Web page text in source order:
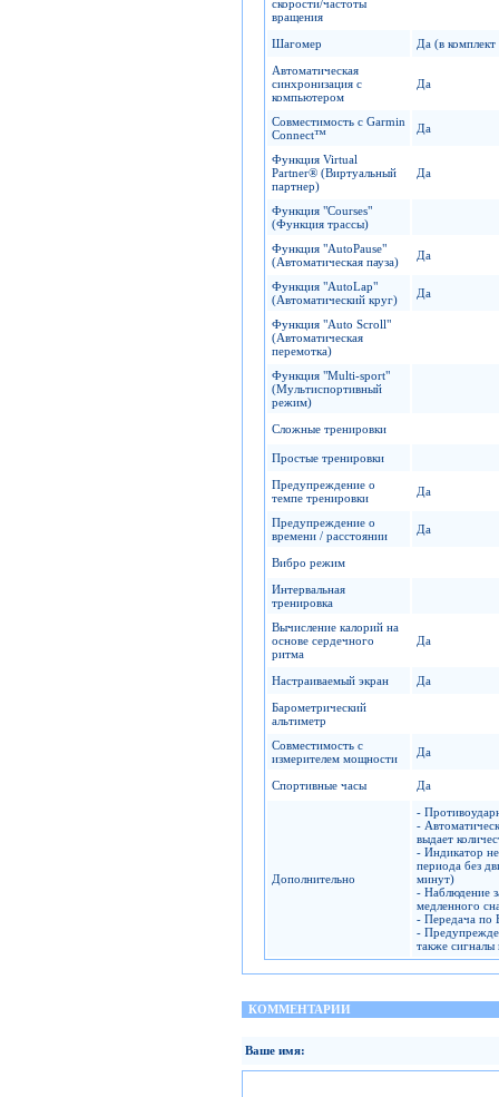
скорости/частоты
вращения
Шагомер
Да (в
Автоматическая
синхронизация с
компьютером
Да
Совместимость с Garmin
Connect™
Да
Функция Virtual
Partner® (Виртуальный
партнер)
Да
Функция "Сourses"
(Функция трассы)
Функция "AutoPause"
(Автоматическая пауза)
Да
Функция "AutoLap"
(Автоматический круг)
Да
Функция "Auto Scroll"
(Автоматическая
перемотка)
Функция "Multi-sport"
(Мультиспортивный
режим)
Сложные тренировки
Простые тренировки
Предупреждение о
темпе тренировки
Да
Предупреждение о
времени / расстоянии
Да
Вибро режим
Интервальная
тренировка
Вычисление калорий на
основе сердечного
ритма
Да
Настраиваемый экран
Да
Барометрический
альтиметр
Совместимость с
измерителем мощности
Да
Спортивные часы Да
Дополнительно
-
-
выдает
- Индикатор
периода без
минут)
- Наблюдение
медленного
- Передача по
-
также
КОММЕНТАРИИ
Ваше имя: